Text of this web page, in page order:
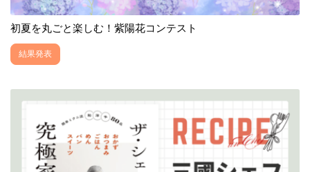
初夏を丸ごと楽しむ！紫陽花コンテスト
結果発表